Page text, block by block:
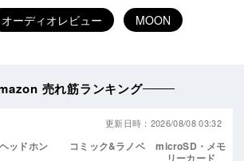
オーディオレビュー MOON